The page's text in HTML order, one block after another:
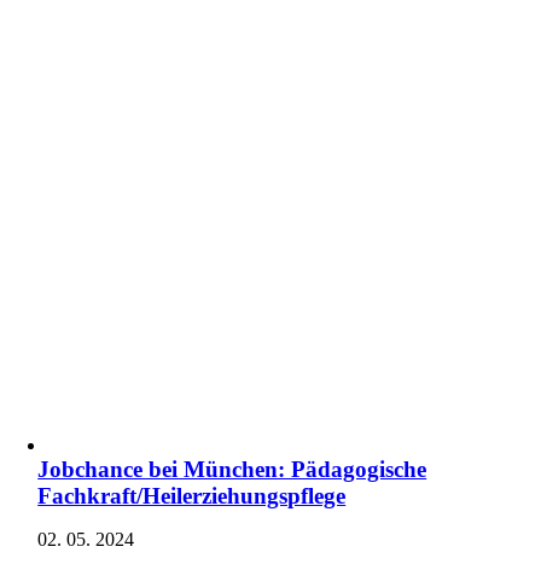
Jobchance bei München: Pädagogische
Fachkraft/Heilerziehungspflege
02. 05. 2024